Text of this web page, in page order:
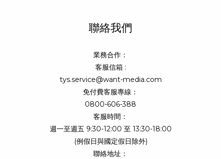
聯絡我們
業務合作：
客服信箱 :
tys.service@want-media.com
免付費客服專線：
0800-606-388
客服時間：
週一至週五 9:30-12:00 至 13:30-18:00
(例假日與國定假日除外)
聯絡地址：